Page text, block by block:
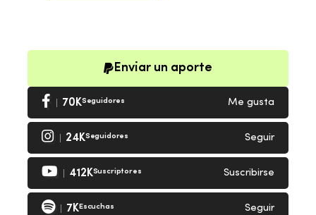
Enviar un aporte
70KSeguidores Me gusta
24KSeguidores Seguir
412KSuscriptores Suscribirse
7KEscuchas Seguir